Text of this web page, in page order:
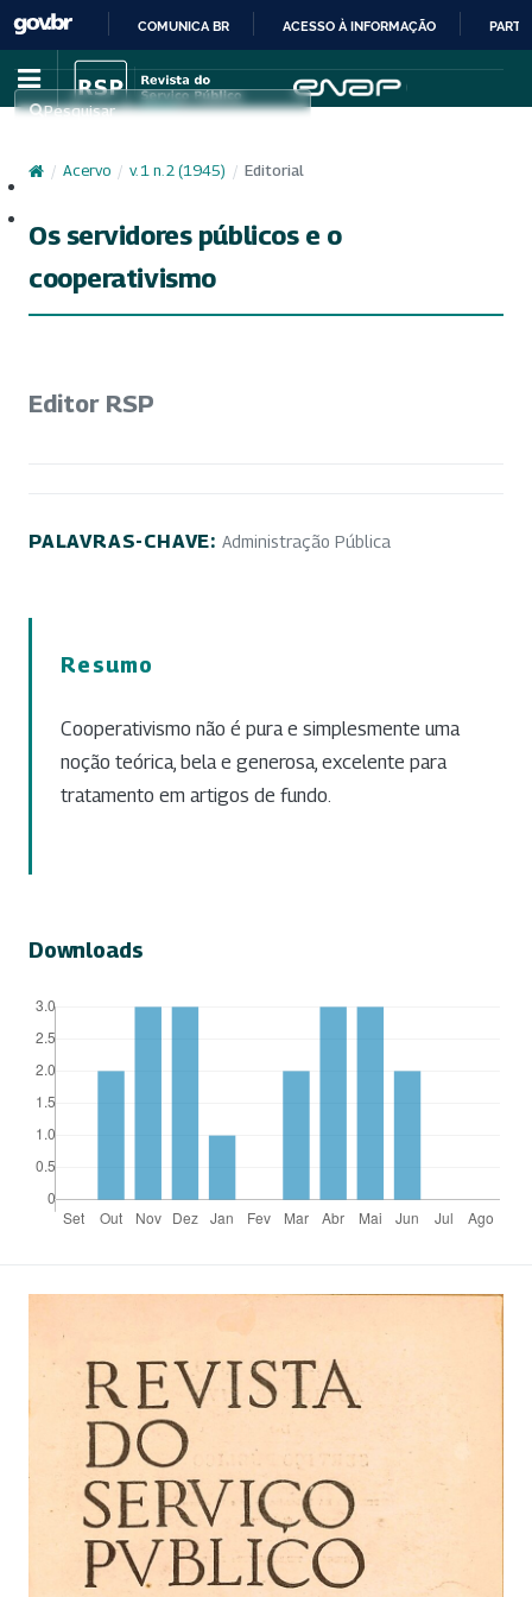
IR
PARA
CONTEÚDO
COMUNICA BR ACESSO À INFORMAÇÃO
Pesquisar
/ Acervo / v. 1 n. 2 (1945) / Editorial
Os servidores públicos e o
cooperativismo
Editor RSP
PALAVRAS-CHAVE: Administração Pública
Resumo
Cooperativismo não é pura e simplesmente uma
noção teórica, bela e generosa, excelente para
tratamento em artigos de fundo.
Downloads